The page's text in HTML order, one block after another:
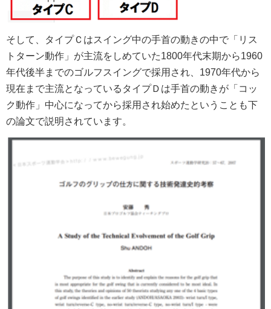
そして、タイプＣはスイング中の手首の動きの中で「リス
トターン動作」が主流をしめていた1800年代末期から1960
年代後半までのゴルフスイングで採用され、1970年代から
現在まで主流となっているタイプＤは手首の動きが「コッ
ク動作」中心になってから採用され始めたということも下
の論文で説明されています。